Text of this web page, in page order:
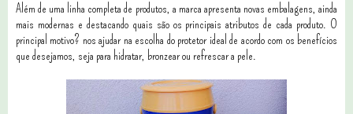
Além de uma linha completa de produtos, a marca apresenta novas embalagens, ainda
mais modernas e destacando quais são os principais atributos de cada produto. O
principal motivo? nos ajudar na escolha do protetor ideal de acordo com os benefícios
que desejamos, seja para hidratar, bronzear ou refrescar a pele.